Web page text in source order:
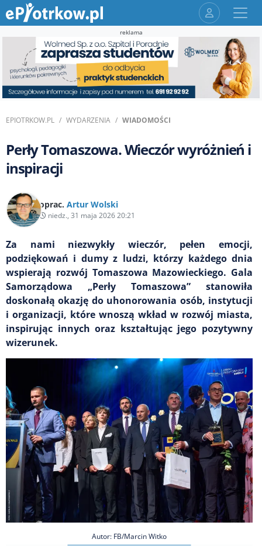
reklama
EPIOTRKOW.PL WYDARZENIA WIADOMOŚCI
Perły Tomaszowa. Wieczór wyróżnień i
inspiracji
oprac. Artur Wolski
niedz., 31 maja 2026 20:21
Za nami niezwykły wieczór, pełen emocji,
podziękowań i dumy z ludzi, którzy każdego dnia
wspierają rozwój Tomaszowa Mazowieckiego. Gala
Samorządowa „Perły Tomaszowa” stanowiła
doskonałą okazję do uhonorowania osób, instytucji
i organizacji, które wnoszą wkład w rozwój miasta,
inspirując innych oraz kształtując jego pozytywny
wizerunek.
Autor: FB/Marcin Witko